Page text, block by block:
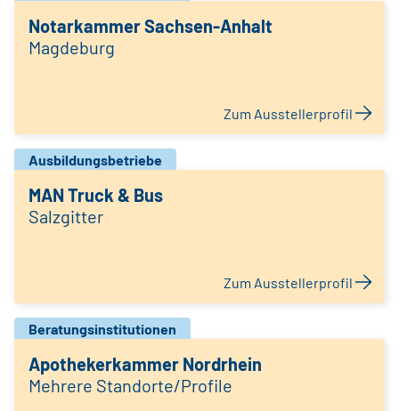
Notarkammer Sachsen-Anhalt
Magdeburg
Zum Ausstellerprofil
Ausbildungsbetriebe
MAN Truck & Bus
Salzgitter
Zum Ausstellerprofil
Beratungsinstitutionen
Apothekerkammer Nordrhein
Mehrere Standorte/Profile